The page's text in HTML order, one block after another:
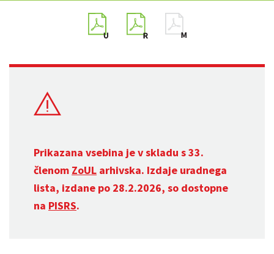
Prikazana vsebina je v skladu s 33.
členom ZoUL arhivska. Izdaje uradnega
lista, izdane po 28.2.2026, so dostopne
na PISRS.